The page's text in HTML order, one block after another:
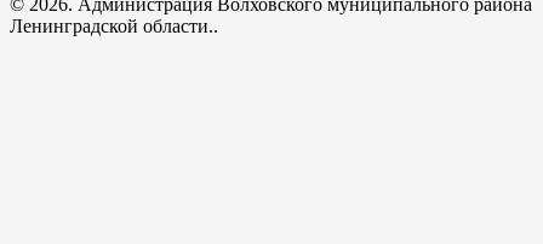
Ленинградской области..